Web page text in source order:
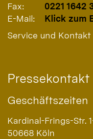
Fax:
0221 1642
E-Mail:
Klick zum
Service und Kontakt
Pressekontakt
Geschäftszeiten
Kardinal-Frings-Str.
50668 Köln